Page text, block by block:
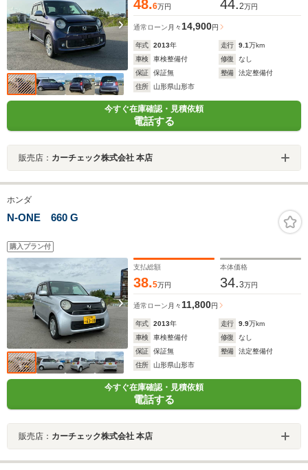
48.6万円 44.2万円
通常ローン 月々14,900円
年式 2013年 走行 9.1万km
車検
車検整備付 修復
なし
保証
保証無 整備
法定整備付
住所
山形県山形市
今すぐ在庫確認・見積依頼
電話する
販売店： カーチェック株式会社 本店
ホンダ
N-ONE 660 G
購入プラン付
支払総額
38.5万円
本体価格
34.3万円
通常ローン 月々 11,800円
年式 2013年 走行 9.9万km
車検
車検整備付 修復
なし
保証
保証無 整備
法定整備付
住所
山形県山形市
今すぐ在庫確認・見積依頼
電話する
販売店： カーチェック株式会社 本店